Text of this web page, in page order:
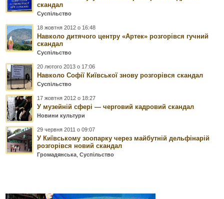
скандал
Суспільство
18 жовтня 2012 о 16:48
Навколо дитячого центру «Артек» розгорівся гучний
скандал
Суспільство
20 лютого 2013 о 17:06
Навколо Софії Київської знову розгорівся скандал
Суспільство
17 жовтня 2012 о 18:27
У музейній сфері — черговий кадровий скандал
Новини культури
29 червня 2011 о 09:07
У Київському зоопарку через майбутній дельфінарій
розгорівся новий скандал
Громадянська ,Суспільство